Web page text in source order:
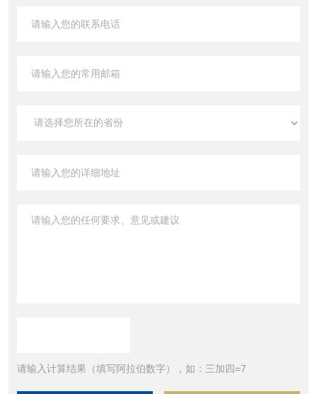
请输入计算结果（填写阿拉伯数字），如：三加四=7